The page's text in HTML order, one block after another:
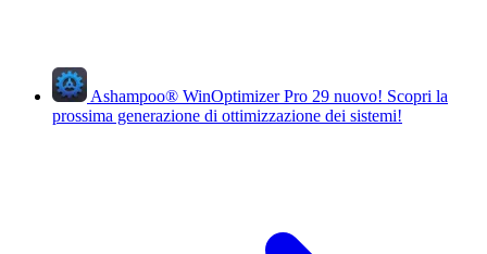
Ashampoo® WinOptimizer Pro 29 nuovo! Scopri la
prossima generazione di ottimizzazione dei sistemi!